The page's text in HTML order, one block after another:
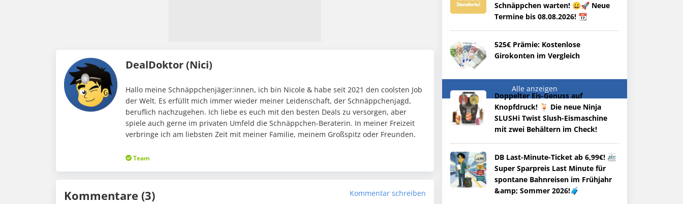
DealDoktor (Nici)
Hallo meine Schnäppchenjäger:innen, ich bin Nicole & habe seit 2021 den coolsten Job
der Welt. Es erfüllt mich immer wieder meiner Leidenschaft, der Schnäppchenjagd,
beruflich nachzugehen. Ich liebe es euch mit den besten Deals zu versorgen, aber
spiele auch gerne im privaten Umfeld die Schnäppchen-Beraterin. In meiner Freizeit
verbringe ich am liebsten Zeit mit meiner Familie, meinem Großspitz oder Freunden.
Team
Kommentare (3) Kommentar schreiben
Schnäppchen warten! 😀🚀 Neue
Termine bis 08.08.2026! 📆
525€ Prämie: Kostenlose
Girokonten im Vergleich
Alle anzeigen
Doppelter Eis-Genuss auf
Knopfdruck! 🍹 Die neue Ninja
SLUSHi Twist Slush-Eismaschine
mit zwei Behältern im Check!
DB Last-Minute-Ticket ab 6,99€! 🚈
Super Sparpreis Last Minute für
spontane Bahnreisen im Frühjahr
&amp; Sommer 2026!🧳